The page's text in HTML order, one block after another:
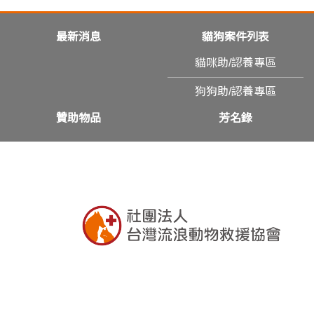
最新消息 貓狗案件列表
貓咪助/認養專區
狗狗助/認養專區
贊助物品 芳名錄